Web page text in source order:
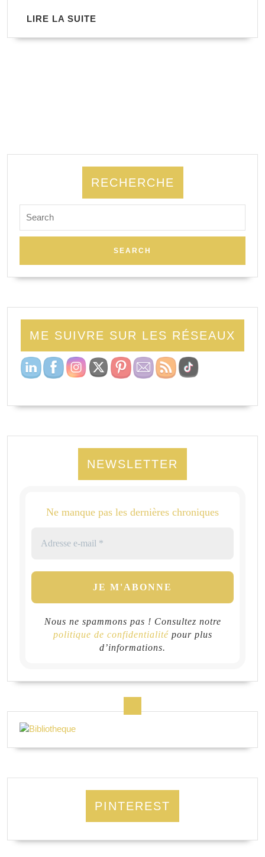
LIRE LA SUITE
RECHERCHE
for:
ME SUIVRE SUR LES RÉSEAUX
NEWSLETTER
Ne manque pas les dernières chroniques
Nous ne spammons pas ! Consultez notre
politique de confidentialitépour plus
d’informations.
PINTEREST